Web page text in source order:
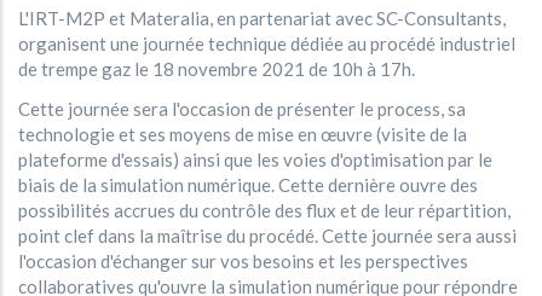
L'IRT-M2P et Materalia, en partenariat avec SC-Consultants,
organisent une journée technique dédiée au procédé industriel
de trempe gaz le 18 novembre 2021 de 10h à 17h.
Cette journée sera l'occasion de présenter le process, sa
technologie et ses moyens de mise en œuvre (visite de la
plateforme d'essais) ainsi que les voies d'optimisation par le
biais de la simulation numérique. Cette dernière ouvre des
possibilités accrues du contrôle des flux et de leur répartition,
point clef dans la maîtrise du procédé. Cette journée sera aussi
l'occasion d'échanger sur vos besoins et les perspectives
collaboratives qu'ouvre la simulation numérique pour répondre